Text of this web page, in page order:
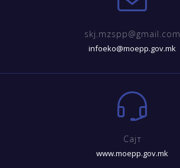
skj.mzspp@gmail.com
infoeko@moepp.gov.mk
Сајт
www.moepp.gov.mk